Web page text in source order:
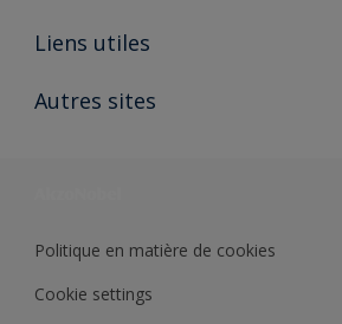
A propos de Sikkens
Liens utiles
Ouvrir un magasin PASS
Autres sites
Politique en matière de cookies
Cookie settings